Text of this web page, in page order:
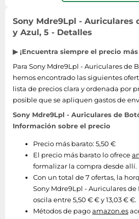
Sony Mdre9Lpl - Auriculares
y Azul, 5 - Detalles
▶ ¡Encuentra siempre el precio
Para Sony Mdre9Lpl - Auriculares de
hemos encontrado las siguientes
lista de precios clara y ordenada por
posible que se apliquen gastos de
Sony Mdre9Lpl - Auriculares de
Información sobre el precio
Precio más barato: 5,50 €
El precio más barato lo ofrece
formalizar la compra desde allí.
Con un total de 7 ofertas, la
Sony Mdre9Lpl - Auriculares de
oscila entre 5,50 € € y 13,03 € €.
Métodos de pagoamazon.es